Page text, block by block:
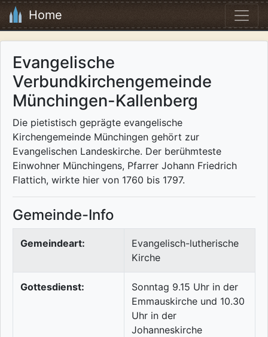
Home
Evangelische
Verbundkirchengemeinde
Münchingen-Kallenberg
Die pietistisch geprägte evangelische
Kirchengemeinde Münchingen gehört zur
Evangelischen Landeskirche. Der berühmteste
Einwohner Münchingens, Pfarrer Johann Friedrich
Flattich, wirkte hier von 1760 bis 1797.
Gemeinde-Info
Gemeindeart:
Evangelisch-lutherische
Kirche
Gottesdienst:
Sonntag 9.15 Uhr in der
Emmauskirche und 10.30
Uhr in der
Johanneskirche